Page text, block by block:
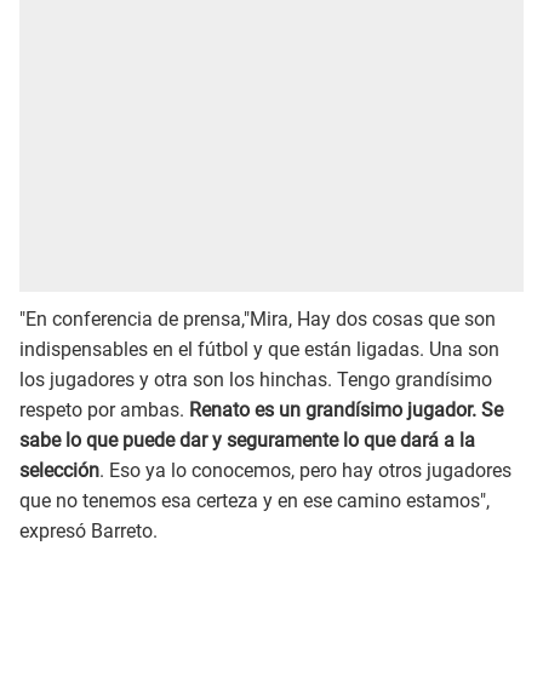
"En conferencia de prensa,"Mira, Hay dos cosas que son
indispensables en el fútbol y que están ligadas. Una son
los jugadores y otra son los hinchas. Tengo grandísimo
respeto por ambas. Renato es un grandísimo jugador. Se
sabe lo que puede dar y seguramente lo que dará a la
selección. Eso ya lo conocemos, pero hay otros jugadores
que no tenemos esa certeza y en ese camino estamos",
expresó Barreto.